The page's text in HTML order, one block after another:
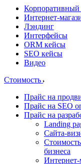
Корпоративный
Интернет-
Лэндинг
Интерфейсы
ORM кейсы
SEO кейсы
Видео
Стоимость
Прайс на
Прайс на SEO
Прайс на
Landing
Cайта-
бизнеса
Интернет-